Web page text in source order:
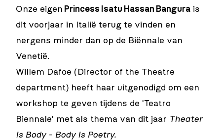
Onze eigen Princess Isatu Hassan Bangura is
dit voorjaar in Italië terug te vinden en
nergens minder dan op de Biënnale van
Venetië.
Willem Dafoe (Director of the Theatre
department) heeft haar uitgenodigd om een
workshop te geven tijdens de 'Teatro
Biennale' met als thema van dit jaar Theater
is Body - Body is Poetry.